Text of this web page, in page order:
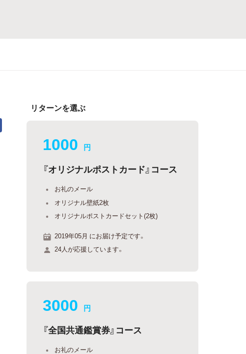
リターンを選ぶ
1000 円
『オリジナルポストカード』コース
お礼のメール
オリジナル壁紙2枚
オリジナルポストカードセット(2枚)
2019年05月 にお届け予定です。
24人が応援しています。
3000 円
『全国共通鑑賞券』コース
お礼のメール